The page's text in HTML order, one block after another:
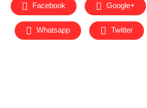
Facebook Google+
Whatsapp Twitter